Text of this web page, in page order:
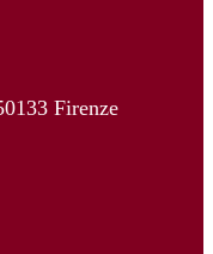
Firenze